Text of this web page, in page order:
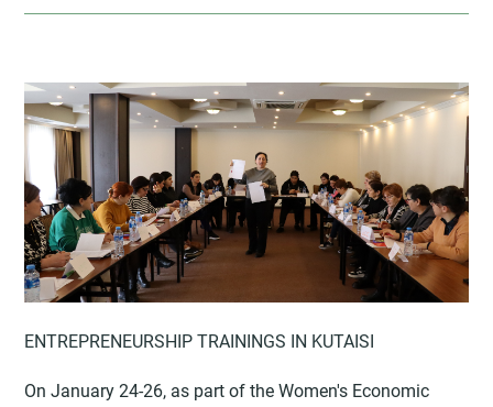
ENTREPRENEURSHIP TRAININGS IN KUTAISI
On January 24-26, as part of the Women's Economic